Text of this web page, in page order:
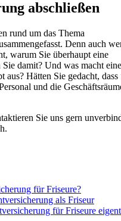
abschließen
rund um das Thema
Denn auch
warum Sie überhaupt eine
damit? Und was macht
aus? Hätten Sie gedacht,
und die
Sie uns gern
für Friseure?
als Friseur
für Friseure